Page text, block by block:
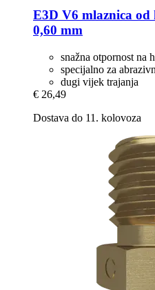
E3D V6 mlaznica od
0,60 mm
snažna otpornost na
specijalno za
dugi vijek trajanja
€ 26,49
Dostava do 11. kolovoza